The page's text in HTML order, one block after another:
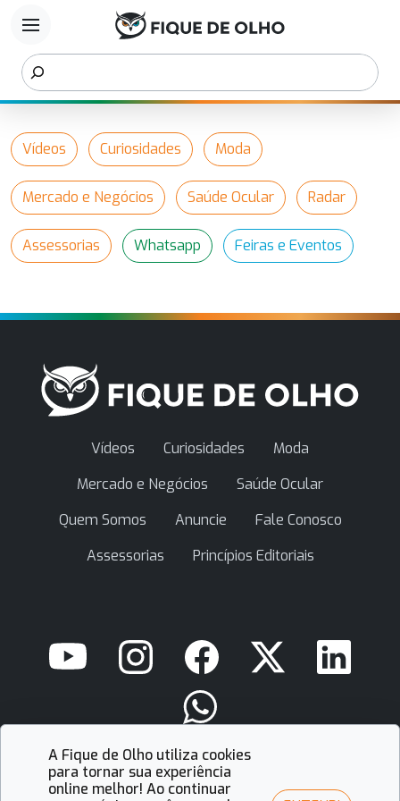
menu
Vídeos Curiosidades Moda
Mercado e Negócios Saúde Ocular Radar
Assessorias Whatsapp Feiras e Eventos
Vídeos Curiosidades
Moda
Mercado e Negócios
Saúde Ocular
Quem Somos
Anuncie
Fale Conosco
Assessorias
Princípios Editoriais
contato@fiquedeolho.com.br
A Fique de Olho utiliza cookies
para tornar sua experiência
online melhor! Ao continuar